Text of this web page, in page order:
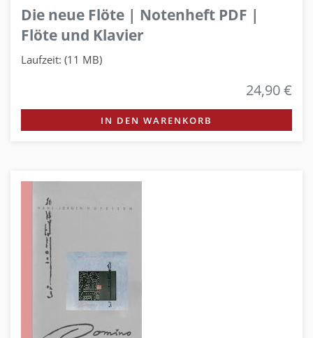
Die neue Flöte | Notenheft PDF |
Flöte und Klavier
Laufzeit: (11 MB)
24,90 €
IN DEN WARENKORB